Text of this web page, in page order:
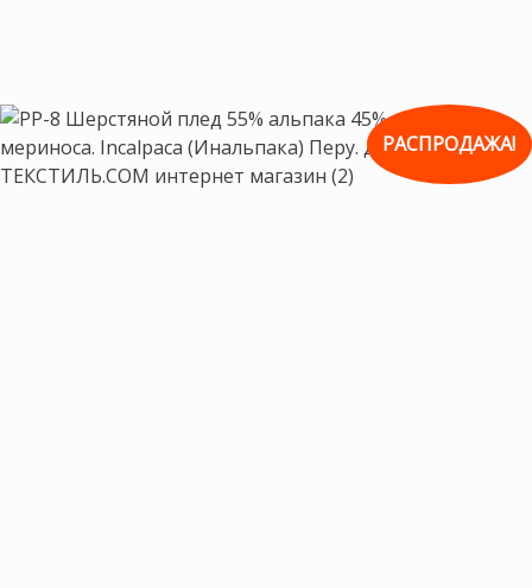
РАСПРОДАЖА!